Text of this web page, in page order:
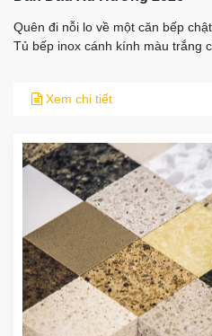
Quên đi nỗi lo về một căn bếp
Tủ bếp inox cánh kính màu trắng
Xem chi tiết